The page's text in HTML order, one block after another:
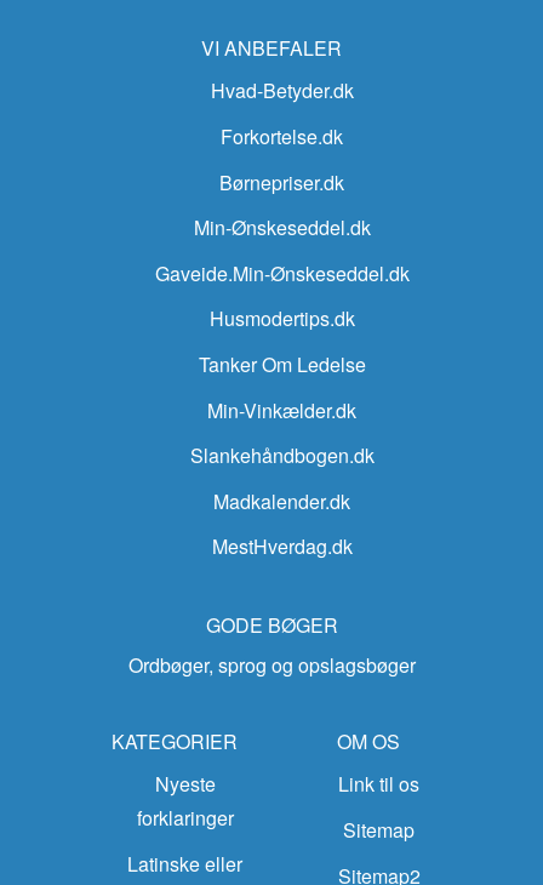
VI ANBEFALER
Hvad-Betyder.dk
Forkortelse.dk
Børnepriser.dk
Min-Ønskeseddel.dk
Gaveide.Min-Ønskeseddel.dk
Husmodertips.dk
Tanker Om Ledelse
Min-Vinkælder.dk
Slankehåndbogen.dk
Madkalender.dk
MestHverdag.dk
GODE BØGER
Ordbøger, sprog og opslagsbøger
KATEGORIER
Nyeste
forklaringer
Latinske eller
OM OS
Link til os
Sitemap
Sitemap2